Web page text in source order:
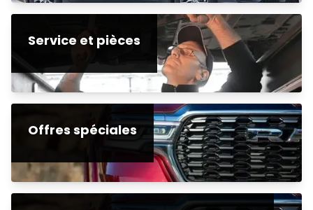
Service et pièces
Offres spéciales